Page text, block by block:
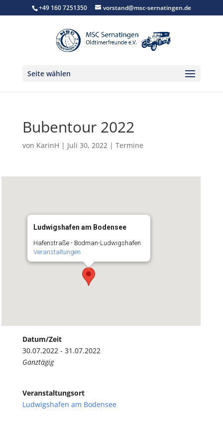
+49 160 7251350 vorstand@msc-sernatingen.de
Seite wählen
Bubentour 2022
von KarinH | Juli 30, 2022| Termine
Ludwigshafen am Bodensee
Hafenstraße - Bodman-Ludwigshafen
Veranstaltungen
Datum/Zeit
30.07.2022 - 31.07.2022
Ganztägig
Veranstaltungsort
Ludwigshafen am Bodensee